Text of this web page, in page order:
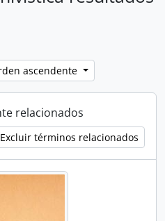
ascendente
relacionados
Excluir términos relacionados